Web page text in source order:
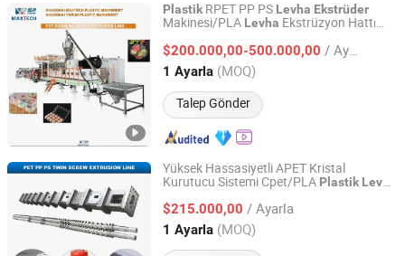
PlastikRPET PP PS Levha Ekstrüder
Makinesi/PLA Levha Ekstrüzyon Hattı
$200.000,00-500.000,00 / Ayarla
1 Ayarla (MOQ)
Talep Gönder
Shanghai Maxtech Plastic Machinery Co., Ltd.
Shanghai, China Fiyat 2023
Yüksek Hassasiyetli APET Kristal
Kurutucu Sistemi Cpet/PLA Plastik Levha
$215.000,00 / Ayarla
1 Ayarla (MOQ)
CIE Extruforming Machines(Shanghai) Co., Ltd.
Shanghai, China Fiyat 2022